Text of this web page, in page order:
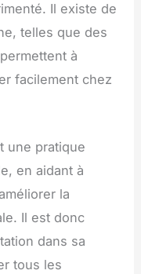
Il existe de
telles que des
à
facilement chez
une pratique
en aidant à
la
Il est donc
dans sa
tous les